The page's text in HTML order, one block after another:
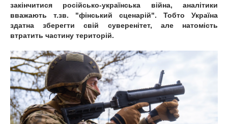
закінчитися російсько-українська війна, аналітики
вважають т.зв. "фінський сценарій". Тобто Україна
здатна зберегти свій суверенітет, але натомість
втратить частину територій.